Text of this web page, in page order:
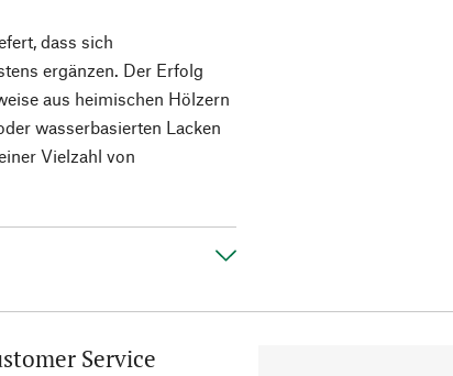
dass sich
ergänzen. Der Erfolg
aus heimischen Hölzern
wasserbasierten Lacken
Vielzahl von
Service